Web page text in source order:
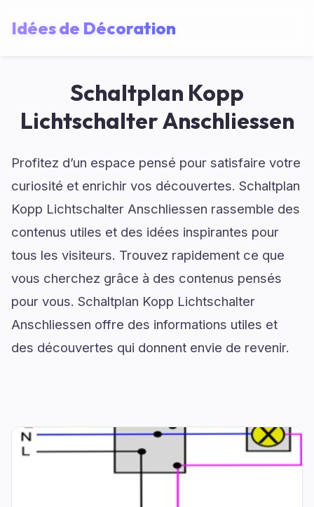
Idées de Décoration
Schaltplan Kopp
Lichtschalter Anschliessen
Profitez d’un espace pensé pour satisfaire votre
curiosité et enrichir vos découvertes. Schaltplan
Kopp Lichtschalter Anschliessen rassemble des
contenus utiles et des idées inspirantes pour
tous les visiteurs. Trouvez rapidement ce que
vous cherchez grâce à des contenus pensés
pour vous. Schaltplan Kopp Lichtschalter
Anschliessen offre des informations utiles et
des découvertes qui donnent envie de revenir.